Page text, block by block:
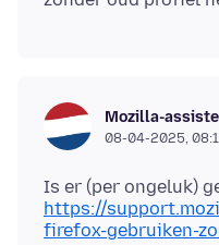
Mozilla-
08-04-2025,
Is er (per ongeluk)
https://
firefox-gebruiken-